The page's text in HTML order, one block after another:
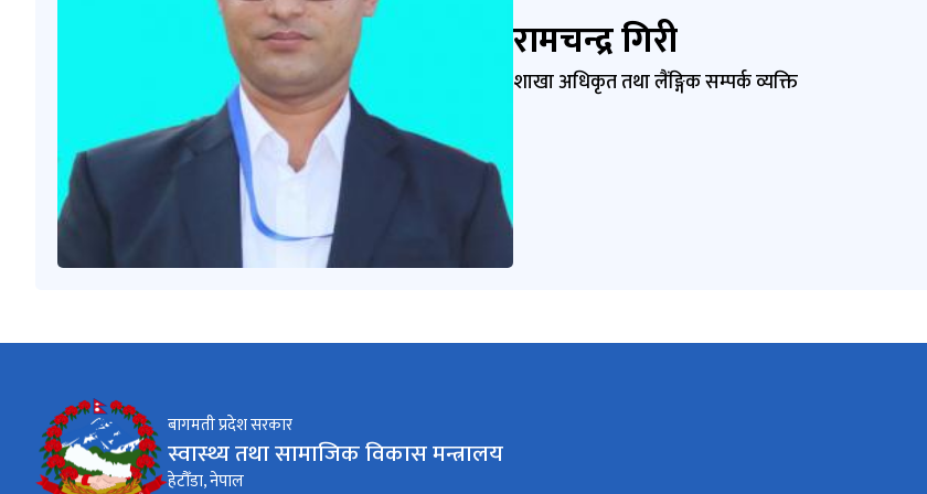
रामचन्द्र गिरी
शाखा अधिकृत तथा लैंङ्गिक सम्पर्क व्यक्ति
बागमती प्रदेश सरकार
स्वास्थ्य तथा सामाजिक विकास मन्त्रालय
हेटौँडा, नेपाल